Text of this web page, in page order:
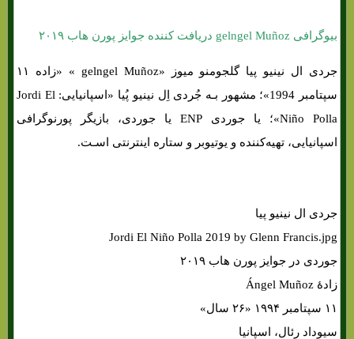
بیوگرافی gelngel Muñoz دریافت کننده جوایز پورن هاب ۲۰۱۹
جردی ال نینیو پیا گلجومنو میوز «gelngel Muñoz » «زاده ۱۱
سپتامبر 1994»؛ مشهور بـه جُردی اِل نینیو پُیا «اسپانیایی: Jordi El
Niño Polla»؛ یا جوردی ENP یا جوردی، بازیگر پورنوگرافی
اسپانیایی، تهیه‌کننده و یوتیوبر و ستاره اینترنتی اسـت.
جردی ال نینیو پیا
Jordi El Niño Polla 2019 by Glenn Francis.jpg
جوردی در جوایز پورن هاب ۲۰۱۹
زادهٔ Ángel Muñoz
۱۱ سپتامبر ۱۹۹۴ ‏«۲۶ سال»
سیوداد رئال، اسپانیا